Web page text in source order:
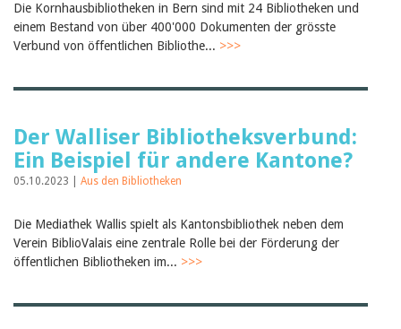
Die Kornhausbibliotheken in Bern sind mit 24 Bibliotheken und
einem Bestand von über 400'000 Dokumenten der grösste
Verbund von öffentlichen Bibliothe... >>>
Der Walliser Bibliotheksverbund:
Ein Beispiel für andere Kantone?
05.10.2023 | Aus den Bibliotheken
Die Mediathek Wallis spielt als Kantonsbibliothek neben dem
Verein BiblioValais eine zentrale Rolle bei der Förderung der
öffentlichen Bibliotheken im... >>>